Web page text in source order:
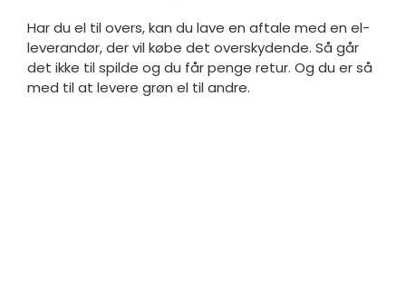
Har du el til overs, kan du lave en aftale med en el-
leverandør, der vil købe det overskydende. Så går
det ikke til spilde og du får penge retur. Og du er så
med til at levere grøn el til andre.